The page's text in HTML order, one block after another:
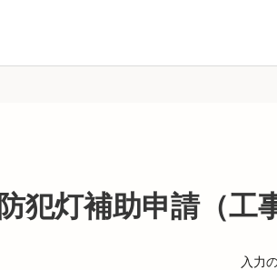
防犯灯補助申請（工
入力